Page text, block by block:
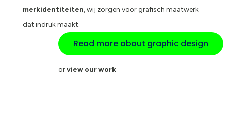
merkidentiteiten, wij zorgen voor grafisch maatwerk
dat indruk maakt.
Read more about graphic design
orview our work